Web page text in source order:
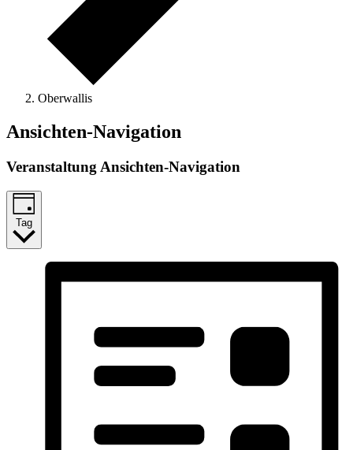
Oberwallis
Ansichten-Navigation
Veranstaltung Ansichten-Navigation
Tag